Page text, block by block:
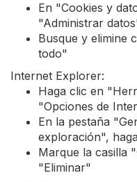
En "Cookies y
"Administrar
Busque y elimine
todo"
Internet Explorer:
Haga clic en
"Opciones de
En la pestaña
exploración",
Marque la casilla
"Eliminar"